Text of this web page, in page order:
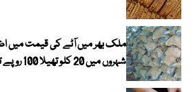
ملک بھر میں آٹے کی قیمت میں
شہروں میں 20 کلو تھیلا 100 روپے تک مہنگا